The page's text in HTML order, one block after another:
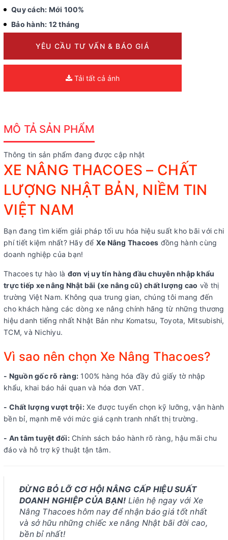
Quy cách: Mới 100%
Bảo hành: 12 tháng
YÊU CẦU TƯ VẤN & BÁO GIÁ
Tải tất cả ảnh
MÔ TẢ SẢN PHẨM
Thông tin sản phẩm đang được cập nhật
XE NÂNG THACOES – CHẤT
LƯỢNG NHẬT BẢN, NIỀM TIN
VIỆT NAM
Bạn đang tìm kiếm giải pháp tối ưu hóa hiệu suất kho bãi với chi
phí tiết kiệm nhất? Hãy để Xe Nâng Thacoes đồng hành cùng
doanh nghiệp của bạn!
Thacoes tự hào là đơn vị uy tín hàng đầu chuyên nhập khẩu
trực tiếp xe nâng Nhật bãi (xe nâng cũ) chất lượng cao về thị
trường Việt Nam. Không qua trung gian, chúng tôi mang đến
cho khách hàng các dòng xe nâng chính hãng từ những thương
hiệu danh tiếng nhất Nhật Bản như Komatsu, Toyota, Mitsubishi,
TCM, và Nichiyu.
Vì sao nên chọn Xe Nâng Thacoes?
- Nguồn gốc rõ ràng: 100% hàng hóa đầy đủ giấy tờ nhập
khẩu, khai báo hải quan và hóa đơn VAT.
- Chất lượng vượt trội:Xe được tuyển chọn kỹ lưỡng, vận hành
bền bỉ, mạnh mẽ với mức giá cạnh tranh nhất thị trường.
- An tâm tuyệt đối:Chính sách bảo hành rõ ràng, hậu mãi chu
đáo và hỗ trợ kỹ thuật tận tâm.
ĐỪNG BỎ LỠ CƠ HỘI NÂNG CẤP HIỆU SUẤT
DOANH NGHIỆP CỦA BẠN! Liên hệ ngay với Xe
Nâng Thacoes hôm nay để nhận báo giá tốt nhất
và sở hữu những chiếc xe nâng Nhật bãi đời cao,
bền bỉ nhất!